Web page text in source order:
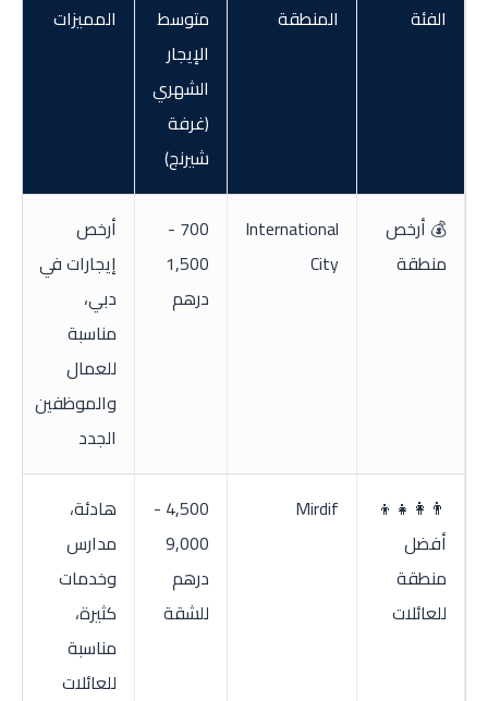
الفئة المنطقة
متوسط
الإيجار
الشهري
(غرفة
شيرنج)
المميزات
💰 أرخص
منطقة
International
City
700 -
1,500
درهم
أرخص
إيجارات في
دبي،
مناسبة
للعمال
والموظفين
الجدد
👨‍👩‍👧‍👦
أفضل
منطقة
للعائلات
Mirdif
4,500 -
9,000
درهم
للشقة
هادئة،
مدارس
وخدمات
كثيرة،
مناسبة
للعائلات